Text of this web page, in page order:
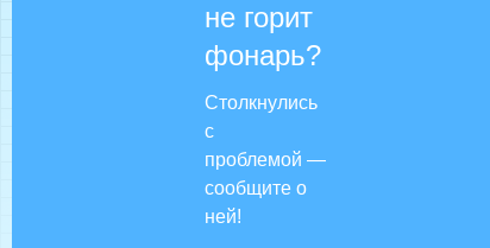
не горит
фонарь?
Столкнулись
с
проблемой —
сообщите о
ней!